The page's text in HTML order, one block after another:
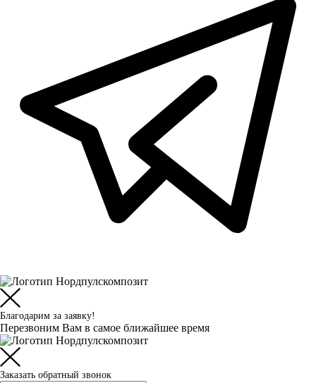
Благодарим за заявку!
Перезвоним Вам в самое ближайшее время
Заказать обратный звонок